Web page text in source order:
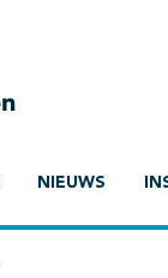
NIEUWS